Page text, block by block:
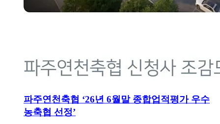
파주연천축협 ‘26년 6월말 종합업적평가 우수
농축협 선정’